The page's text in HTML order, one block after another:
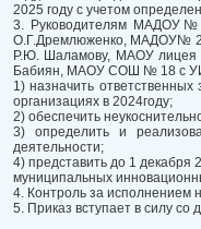
2025 году с учетом
3. Руководителям
О.Г.Дремлюженко, МАДОУ№
Р.Ю. Шаламову, МАОУ
Бабиян, МАОУ СОШ № 18 с
1) назначить
организациях в 2024году;
2) обеспечить
3) определить и
деятельности;
4) представить до 1 декабря
муниципальных
4. Контроль за исполнением
5. Приказ вступает в силу со